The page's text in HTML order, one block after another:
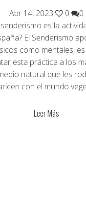
Abr 14, 2023 0
0
es la
El Senderismo
como mentales,
esta práctica a los
natural que les
con el mundo
Leer Más